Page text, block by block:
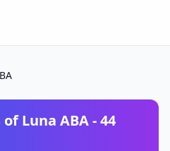
ofLuna ABA-44